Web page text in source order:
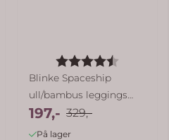
Karakter:
Blinke Spaceship
ull/bambus leggings
ensfarget - ...
197,- 329,-
På lager